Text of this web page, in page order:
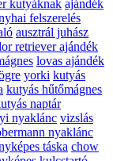
kutyáknak ajándék
felszerelés
ausztrál juhász
retriever ajándék
lovas ajándék
yorki kutyás
kutyás hűtőmágnes
naptár
nyaklánc vizslás
nyaklánc
táska chow